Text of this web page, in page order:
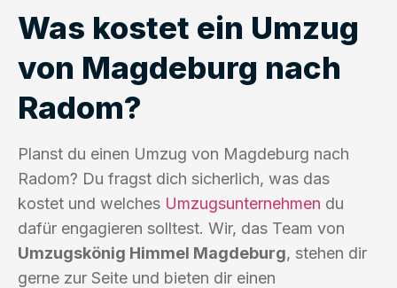
Was kostet ein Umzug
von Magdeburg nach
Radom?
Planst du einen Umzug von Magdeburg nach
Radom? Du fragst dich sicherlich, was das
kostet und welches Umzugsunternehmen du
dafür engagieren solltest. Wir, das Team von
Umzugskönig Himmel Magdeburg, stehen dir
gerne zur Seite und bieten dir einen